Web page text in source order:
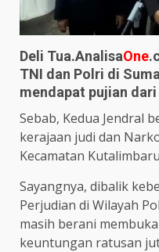
Deli Tua.AnalisaOne
TNI dan Polri di
mendapat pujian
Sebab, Kedua Jendral
kerajaan judi dan
Kecamatan
Sayangnya, dibalik
Perjudian di Wilayah
masih berani
keuntungan ratusan